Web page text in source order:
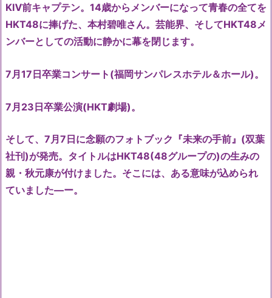
KⅣ前キャプテン。14歳からメンバーになって青春の全てを
HKT48に捧げた、本村碧唯さん。芸能界、そしてHKT48メ
ンバーとしての活動に静かに幕を閉じます。
7月17日卒業コンサート(福岡サンパレスホテル＆ホール)。
7月23日卒業公演(HKT劇場)。
そして、7月7日に念願のフォトブック『未来の手前』(双葉
社刊)が発売。タイトルはHKT48(48グループの)の生みの
親・秋元康が付けました。そこには、ある意味が込められ
ていました―ー。